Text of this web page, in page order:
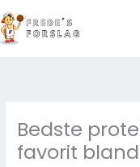
til
indholdet
Bedste
favorit